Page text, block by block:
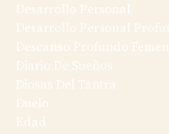
Desarrollo Personal
Desarrollo Personal
Descanso Profundo
Diario De Sueños
Diosas Del Tantra
Duelo
Edad